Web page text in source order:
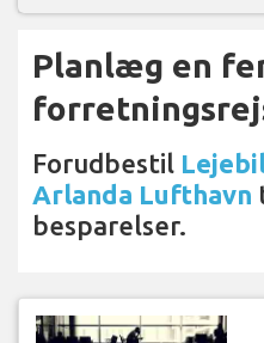
Planlæg en
Forudbestil
Arlanda Lufthavn
besparelser.